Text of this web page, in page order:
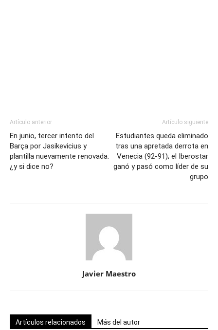
Artículo anterior
En junio, tercer intento del
Barça por Jasikevicius y
plantilla nuevamente renovada:
¿y si dice no?
Artículo siguiente
Estudiantes queda eliminado
tras una apretada derrota en
Venecia (92-91); el Iberostar
ganó y pasó como líder de su
grupo
Javier Maestro
Artículos relacionados Más del autor